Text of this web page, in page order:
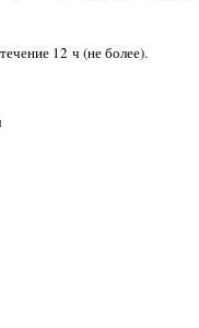
12 ч (не более).